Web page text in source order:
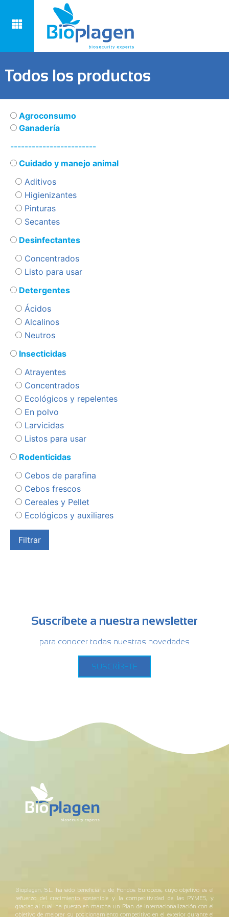
Todos los productos
Agroconsumo
Ganadería
------------------------
Cuidado y manejo animal
Aditivos
Higienizantes
Pinturas
Secantes
Desinfectantes
Concentrados
Listo para usar
Detergentes
Ácidos
Alcalinos
Neutros
Insecticidas
Atrayentes
Concentrados
Ecológicos y repelentes
En polvo
Larvicidas
Listos para usar
Rodenticidas
Cebos de parafina
Cebos frescos
Cereales y Pellet
Ecológicos y auxiliares
Suscríbete a nuestra newsletter
para conocer todas nuestras novedades
SUSCRÍBETE
Bioplagen, S.L. ha sido beneficiaria de Fondos Europeos, cuyo objetivo es el
refuerzo del crecimiento sostenible y la competitividad de las PYMES, y
gracias al cual ha puesto en marcha un Plan de Internacionalización con el
objetivo de mejorar su posicionamiento competitivo en el exterior durante el